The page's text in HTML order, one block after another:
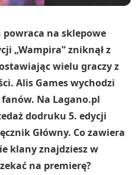
na sklepowe
„Wampira” zniknął z
wielu graczy z
Alis Games wychodzi
Na Lagano.pl
dodruku 5. edycji
Główny. Co zawiera
klany znajdziesz w
na premierę?